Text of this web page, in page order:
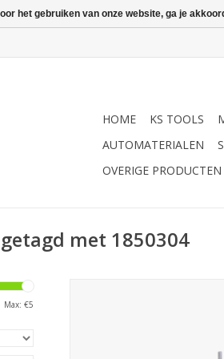
HOME KS TOOLS
AUTOMATERIALEN
OVERIGE PRODUCTEN
met 1850304
Max: €5
het gebruiken van onze website, ga je